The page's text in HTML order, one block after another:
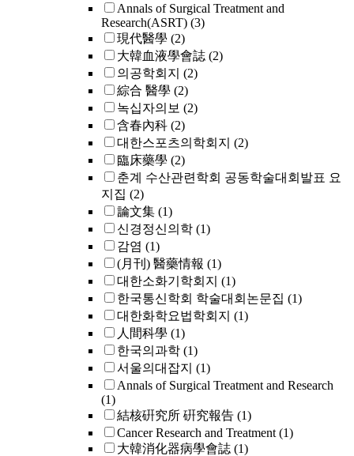
Annals of Surgical Treatment and
Research(ASRT) (3)
現代醫學 (2)
大韓血液學會誌 (2)
의공학회지 (2)
綜合 醫學 (2)
녹십자의보 (2)
含春內科 (2)
대한스포츠의학회지 (2)
臨床藥學 (2)
춘계 수산관련학회 공동학술대회발표 요
지집 (2)
論文集 (1)
신경정신의학 (1)
감염 (1)
(月刊) 醫藥情報 (1)
대한소화기학회지 (1)
한국통신학회 학술대회논문집 (1)
대한화학요법학회지 (1)
人間科學 (1)
한국의과학 (1)
서울의대잡지 (1)
Annals of Surgical Treatment and Research
(1)
結核硏究所 硏究報告 (1)
Cancer Research and Treatment (1)
大韓消化器病學會誌 (1)